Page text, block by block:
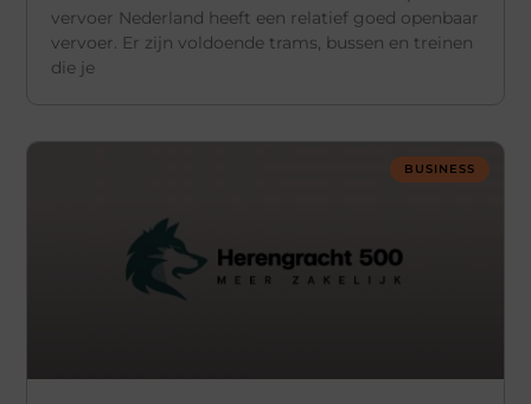
vervoer Nederland heeft een relatief goed openbaar
vervoer. Er zijn voldoende trams, bussen en treinen
die je
BUSINESS